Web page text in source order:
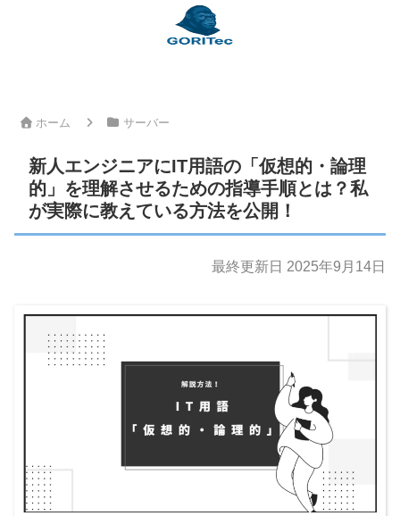
ホーム サーバー
新人エンジニアにIT用語の「仮想的・論理
的」を理解させるための指導手順とは？私
が実際に教えている方法を公開！
最終更新日 2025年9月14日